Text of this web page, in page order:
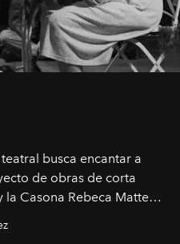
busca encantar a
de obras de corta
la Casona Rebeca Matte
han albergado estas
son limpias; ponen el